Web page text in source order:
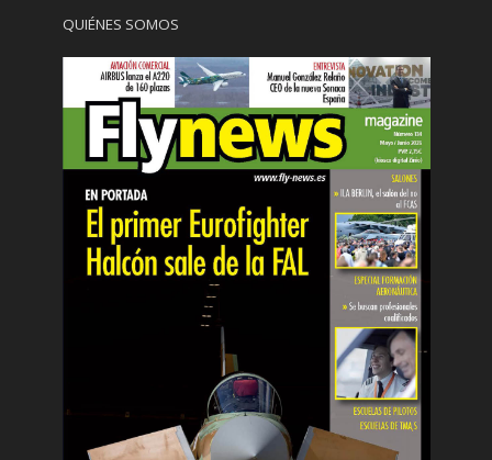
QUIÉNES SOMOS